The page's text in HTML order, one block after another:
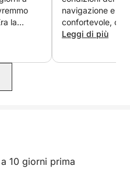
stereo, forno,
fornello a gas, presa
la
e
e la
è
il
navigazione e
confortevole,
molto cordiale.
Leggi di più
10 giorni prima